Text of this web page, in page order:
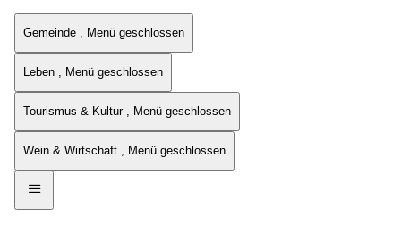
Gemeinde , Menü geschlossen
Leben , Menü geschlossen
Tourismus & Kultur , Menü geschlossen
Wein & Wirtschaft , Menü geschlossen